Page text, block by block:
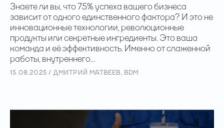
Знаете ли вы, что 75% успеха вашего бизнеса
зависит от одного единственного фактора? И это не
инновационные технологии, революционные
продукты или секретные ингредиенты. Это ваша
команда и её эффективность. Именно от слаженной
работы, внутреннего...
15.08.2025 / ДМИТРИЙ МАТВЕЕВ, BDM